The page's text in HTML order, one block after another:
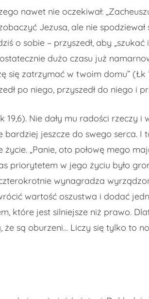
nawet nie oczekiwał:
Jezusa, ale nie
o sobie – przyszedł, aby „szukać
dużo czasu już
zatrzymać w twoim domu” (Łk
po niego, przyszedł do niego i
Nie dały mu radości rzeczy i
jeszcze do swego serca. I
„Panie, oto połowę mego
priorytetem w jego życiu było
wynagradza
wartość oszustwa i dodać
które jest silniejsze niż prawo.
są oburzeni… Liczy się tylko to